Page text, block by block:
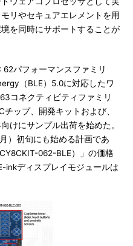
リやセキュアエレメントを用
を同時にサポートすることが
パフォーマンスファミリ
（BLE）5.0に対応したワ
コネクティビティファミリ
ップ、開発キットおよび、
けにサンプル出荷を始めた。
）初旬にも始める計画であ
062-BLE）」の価格
inkディスプレイモジュールは